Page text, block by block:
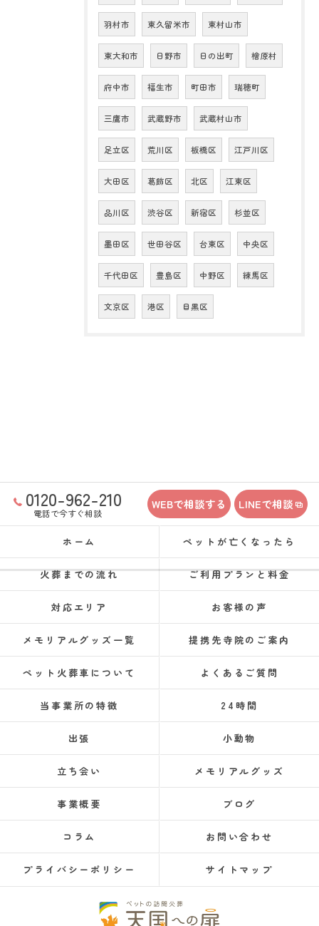
羽村市 東久留米市 東村山市
東大和市 日野市 日の出町 檜原村
府中市 福生市 町田市 瑞穂町
三鷹市 武蔵野市 武蔵村山市
足立区 荒川区 板橋区 江戸川区
大田区 葛飾区 北区 江東区
品川区 渋谷区 新宿区 杉並区
墨田区 世田谷区 台東区 中央区
千代田区 豊島区 中野区 練馬区
文京区 港区 目黒区
0120-962-210
電話で今すぐ相談
WEBで相談する LINEで相談
ホーム ペットが亡くなったら
火葬までの流れ ご利用プランと料金
対応エリア お客様の声
メモリアルグッズ一覧 提携先寺院のご案内
ペット火葬車について よくあるご質問
当事業所の特徴 24時間
出張 小動物
立ち会い メモリアルグッズ
事業概要 ブログ
コラム お問い合わせ
プライバシーポリシー サイトマップ